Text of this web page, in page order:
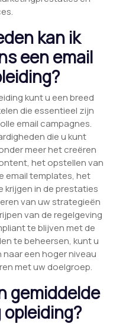
kan ik
een email
kunt u een breed
die essentieel zijn
email campagnes.
die u kunt
meer het creëren
het opstellen van
email templates, het
krijgen in de prestaties
van uw strategieën
van de regelgeving
te blijven met de
te beheersen, kunt u
een hoger niveau
met uw doelgroep.
gemiddelde